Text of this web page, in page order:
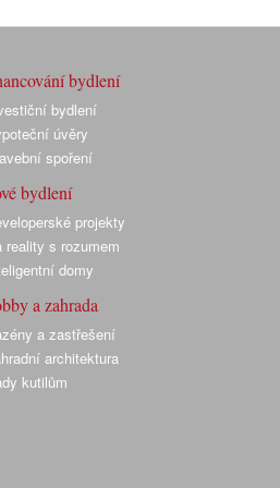
bydlení
bydlení
úvěry
spoření
bydlení
projekty
reality s rozumem
domy
a zahrada
a zastřešení
architektura
kutilům